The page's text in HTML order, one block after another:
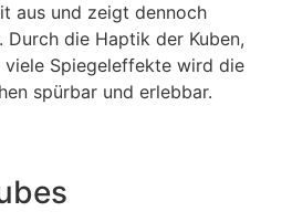
aus und zeigt dennoch
Durch die Haptik der Kuben,
viele Spiegeleffekte wird die
spürbar und erlebbar.